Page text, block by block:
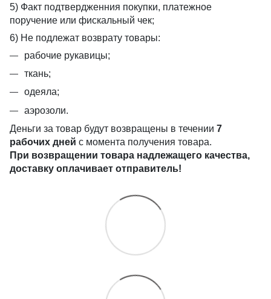
5) Факт подтвердженния покупки, платежное
поручение или фискальный чек;
6) Не подлежат возврату товары:
рабочие рукавицы;
ткань;
одеяла;
аэрозоли.
Деньги за товар будут возвращены в течении 7
рабочих дней с момента получения товара.
При возвращении товара надлежащего качества,
доставку оплачивает отправитель!